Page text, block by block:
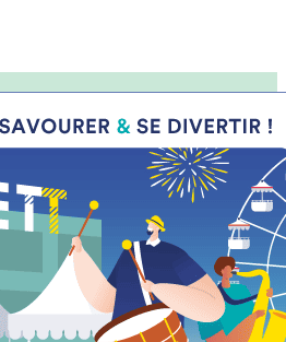
rencontrer à la
du 18 au
2025